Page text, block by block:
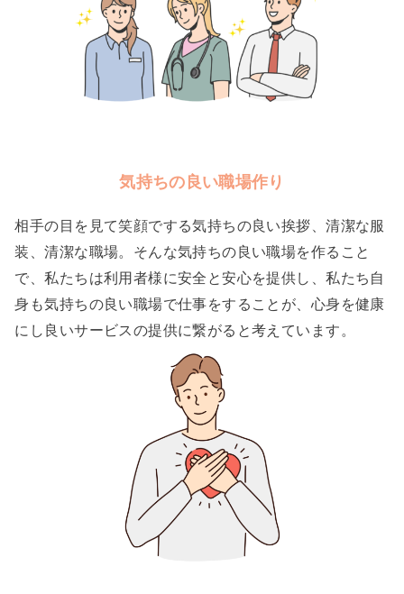
気持ちの良い職場作り
相手の目を見て笑顔でする気持ちの良い挨拶、清潔な服
装、清潔な職場。そんな気持ちの良い職場を作ること
で、私たちは利用者様に安全と安心を提供し、私たち自
身も気持ちの良い職場で仕事をすることが、心身を健康
にし良いサービスの提供に繋がると考えています。